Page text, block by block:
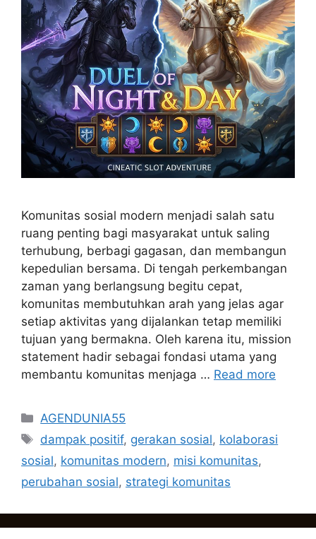
Komunitas sosial modern menjadi salah satu
ruang penting bagi masyarakat untuk saling
terhubung, berbagi gagasan, dan membangun
kepedulian bersama. Di tengah perkembangan
zaman yang berlangsung begitu cepat,
komunitas membutuhkan arah yang jelas agar
setiap aktivitas yang dijalankan tetap memiliki
tujuan yang bermakna. Oleh karena itu, mission
statement hadir sebagai fondasi utama yang
membantu komunitas menjaga … Read more
Categories
AGENDUNIA55
Tags
dampak positif, gerakan sosial, kolaborasi
sosial, komunitas modern, misi komunitas,
perubahan sosial, strategi komunitas